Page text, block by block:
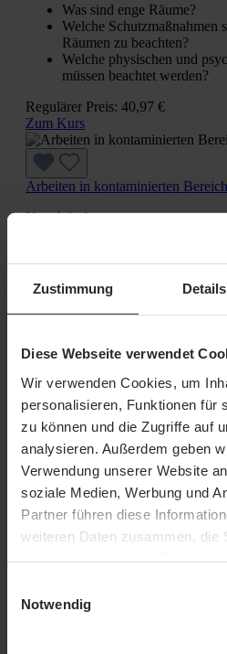
Zustimmung Details
Diese Webseite verwendet
Wir verwenden Cookies, um
personalisieren, Funktionen für
zu können und die Zugriffe auf
analysieren. Außerdem geben
Verwendung unserer Website
soziale Medien, Werbung und
Partner führen diese
weiteren Daten zusammen, die
Notwendig
Was sind enge Räume?
Welche Schutzmaßnahmen
Räumen zu beachten?
Welche physischen und
müssen beachtet werden?
Regulärer Preis: 40,97 €
Zum Kurs
Arbeiten in kontaminierten
Kursinhalte
Welche Schutzmaßnahmen
kontaminierten Bereichen zu
Welche PSA ist notwendig?
Zum Kurs
Ausschachtungen neben Gebäuden
Was muss in der Planung
Ausschachtungen neben
Welche Schutzmaßnahmen
neben Gebäuden zu treffen
Zum Kurs